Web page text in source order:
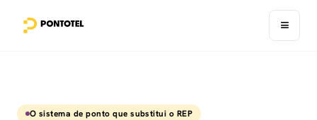
≡
O sistema de ponto que substitui o REP